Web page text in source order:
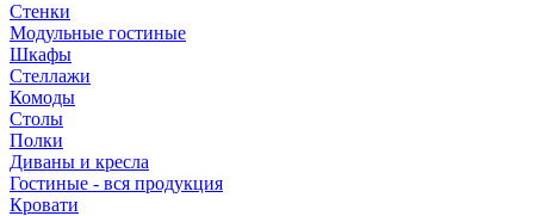
Стенки
Модульные гостиные
Шкафы
Стеллажи
Комоды
Столы
Полки
Диваны и кресла
Гостиные - вся продукция
Кровати